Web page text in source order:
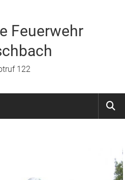
Feuerwehr
122